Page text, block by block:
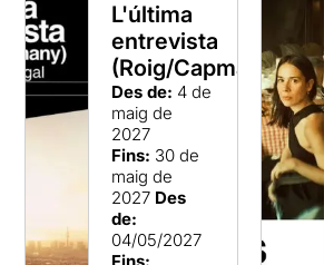
L'última
entrevista
(Roig/Capmany)
Des de: 4 de
maig de
2027
Fins: 30 de
maig de
2027 Des
de:
04/05/2027